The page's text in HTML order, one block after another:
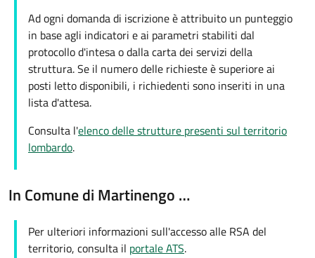
Ad ogni domanda di iscrizione è attribuito un punteggio
in base agli indicatori e ai parametri stabiliti dal
protocollo d'intesa o dalla carta dei servizi della
struttura. Se il numero delle richieste è superiore ai
posti letto disponibili, i richiedenti sono inseriti in una
lista d'attesa.
Consulta l'elenco delle strutture presenti sul territorio
lombardo.
In Comune di Martinengo …
Per ulteriori informazioni sull'accesso alle RSA del
territorio, consulta il portale ATS.